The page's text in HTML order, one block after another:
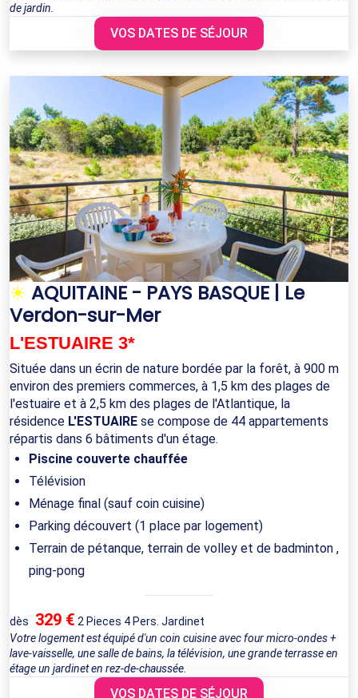
de jardin.
VOS DATES DE SÉJOUR
☀ AQUITAINE - PAYS BASQUE | Le
Verdon-sur-Mer
L'ESTUAIRE 3*
Située dans un écrin de nature bordée par la forêt, à 900 m
environ des premiers commerces, à 1,5 km des plages de
l'estuaire et à 2,5 km des plages de l'Atlantique, la
résidence L'ESTUAIRE se compose de 44 appartements
répartis dans 6 bâtiments d'un étage.
Piscine couverte chauffée
Télévision
Ménage final (sauf coin cuisine)
Parking découvert (1 place par logement)
Terrain de pétanque, terrain de volley et de badminton ,
ping-pong
dès 329 € 2 Pieces 4 Pers. Jardinet
Votre logement est équipé d'un coin cuisine avec four micro-ondes +
lave-vaisselle, une salle de bains, la télévision, une grande terrasse en
étage un jardinet en rez-de-chaussée.
VOS DATES DE SÉJOUR